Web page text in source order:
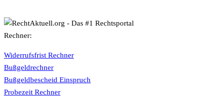
Rechner:
Widerrufsfrist Rechner
Bußgeldrechner
Bußgeldbescheid Einspruch
Probezeit Rechner